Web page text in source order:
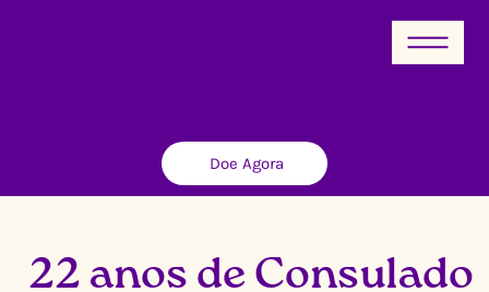
Doe Agora
22 anos de Consulado